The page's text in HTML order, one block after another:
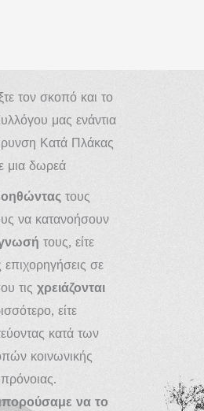
τον σκοπό και το
μας ενάντια
Κατά Πλάκας
μια δωρεά
τους
να κατανοήσουν
τους, είτε
επιχορηγήσεις σε
τις χρειάζονται
είτε
κατά των
κοινωνικής
πρόνοιας.
να το